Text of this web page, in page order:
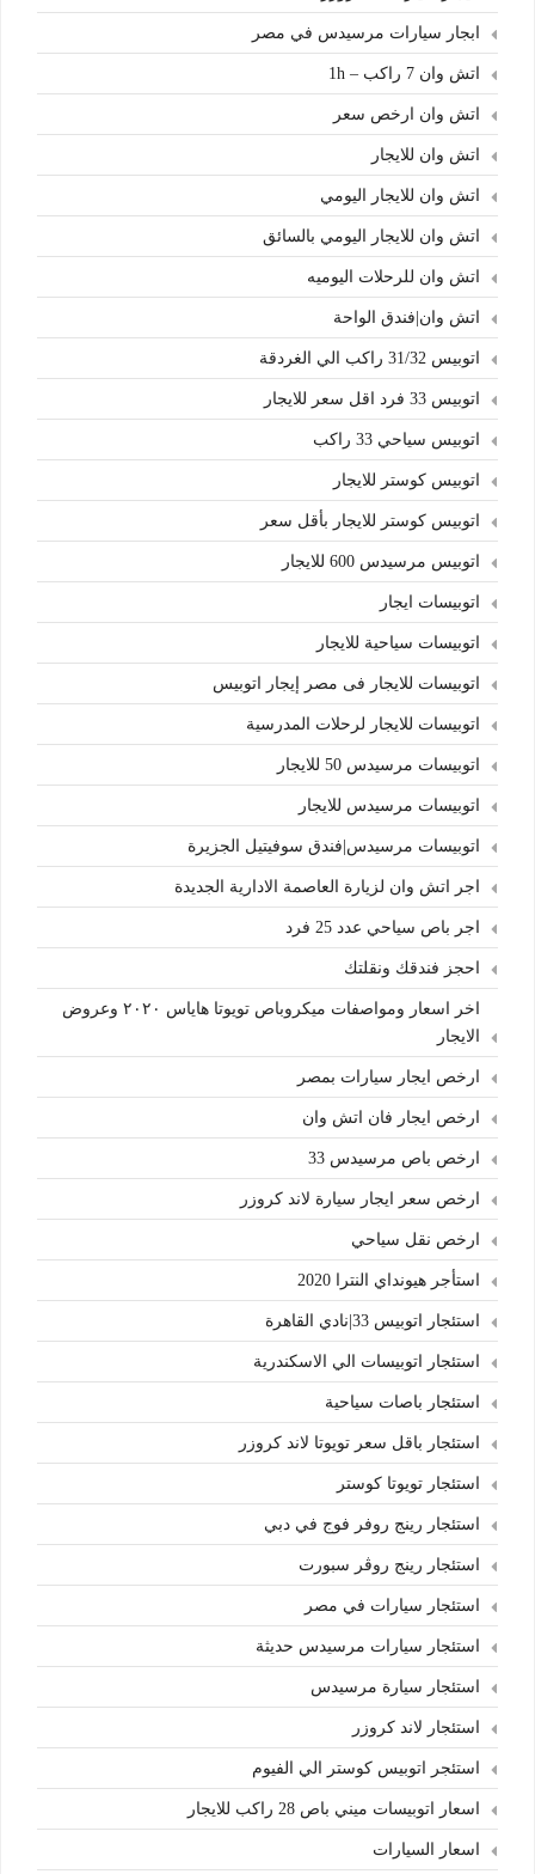
ابجار سيارات مرسيدس في مصر
اتش وان 7 راكب – 1h
اتش وان ارخص سعر
اتش وان للايجار
اتش وان للايجار اليومي
اتش وان للايجار اليومي بالسائق
اتش وان للرحلات اليوميه
اتش وان|فندق الواحة
اتوبيس 31/32 راكب الي الغردقة
اتوبيس 33 فرد اقل سعر للايجار
اتوبيس سياحي 33 راكب
اتوبيس كوستر للايجار
اتوبيس كوستر للايجار بأقل سعر
اتوبيس مرسيدس 600 للايجار
اتوبيسات ايجار
اتوبيسات سياحية للايجار
اتوبيسات للايجار فى مصر إيجار اتوبيس
اتوبيسات للايجار لرحلات المدرسية
اتوبيسات مرسيدس 50 للايجار
اتوبيسات مرسيدس للايجار
اتوبيسات مرسيدس|فندق سوفيتيل الجزيرة
اجر اتش وان لزيارة العاصمة الادارية الجديدة
اجر باص سياحي عدد 25 فرد
احجز فندقك ونقلتك
اخر اسعار ومواصفات ميكروباص تويوتا هاياس ٢٠٢٠ وعروض
الايجار
ارخص ايجار سيارات بمصر
ارخص ايجار فان اتش وان
ارخص باص مرسيدس 33
ارخص سعر ايجار سيارة لاند كروزر
ارخص نقل سياحي
استأجر هيونداي النترا 2020
استئجار اتوبيس 33|نادي القاهرة
استئجار اتوبيسات الي الاسكندرية
استئجار باصات سياحية
استئجار باقل سعر تويوتا لاند كروزر
استئجار تويوتا كوستر
استئجار رينج روفر فوج في دبي
استئجار رينج روڤر سبورت
استئجار سيارات في مصر
استئجار سيارات مرسيدس حديثة
استئجار سيارة مرسيدس
استئجار لاند كروزر
استئجر اتوبيس كوستر الي الفيوم
اسعار اتوبيسات ميني باص 28 راكب للايجار
اسعار السيارات